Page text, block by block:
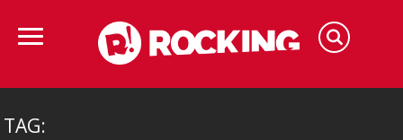
TAG: